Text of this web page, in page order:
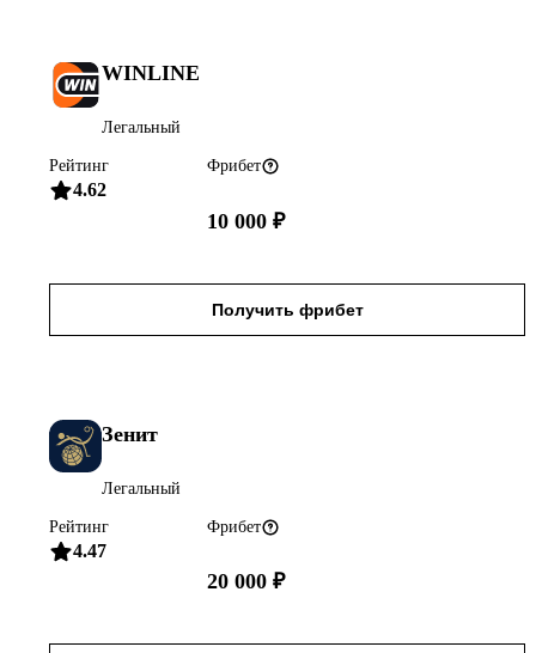
WINLINE
Легальный
Рейтинг
4.62
Фрибет
10 000 ₽
Получить фрибет
Зенит
Легальный
Рейтинг
4.47
Фрибет
20 000 ₽